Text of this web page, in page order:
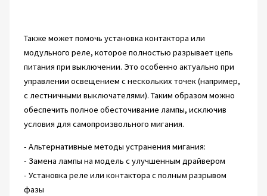
Также может помочь установка контактора или
модульного реле, которое полностью разрывает цепь
питания при выключении. Это особенно актуально при
управлении освещением с нескольких точек (например,
с лестничными выключателями). Таким образом можно
обеспечить полное обесточивание лампы, исключив
условия для самопроизвольного мигания.
- Альтернативные методы устранения мигания:
- Замена лампы на модель с улучшенным драйвером
- Установка реле или контактора с полным разрывом
фазы